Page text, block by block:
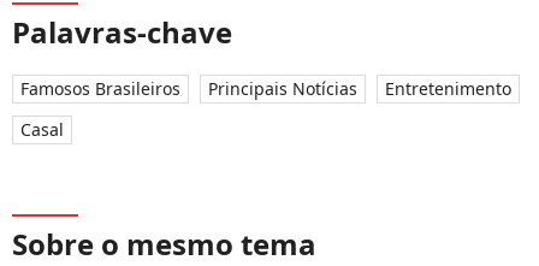
Palavras-chave
Famosos Brasileiros Principais Notícias
Entretenimento
Casal
Sobre o mesmo tema